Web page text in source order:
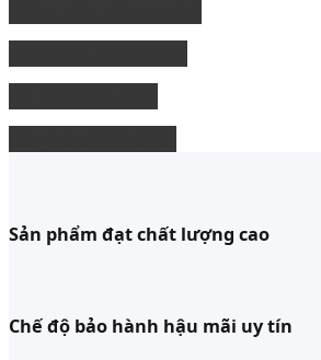
Sản phẩm đạt chất lượng cao
Chế độ bảo hành hậu mãi uy tín